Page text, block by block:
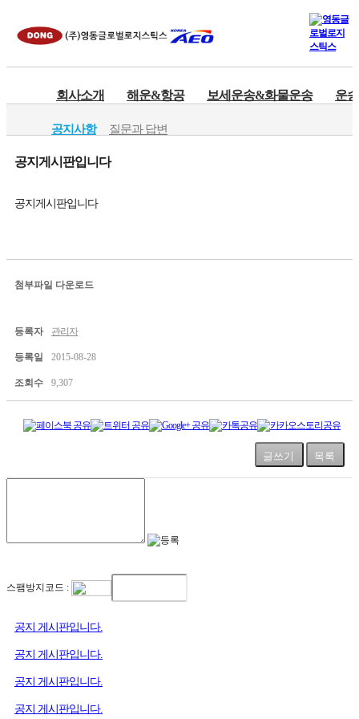
회사소개 해운&항공 보세운송&화물운송 운
공지사항 질문과 답변
공지게시판입니다
공지게시판입니다
첨부파일 다운로드
등록자 관리자
등록일 2015-08-28
조회수 9,307
글쓰기 목록
스팸방지코드 :
공지 게시판입니다.
공지 게시판입니다.
공지 게시판입니다.
공지 게시판입니다.